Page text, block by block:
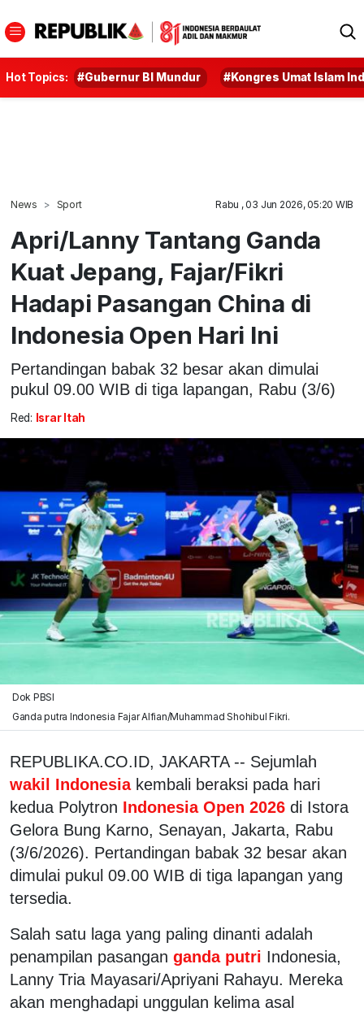
Hot Topics: #Gubernur BI Mundur #Kongres Umat Islam
News Sport Rabu , 03 Jun 2026, 05:20 WIB
Apri/Lanny Tantang Ganda
Kuat Jepang, Fajar/Fikri
Hadapi Pasangan China di
Indonesia Open Hari Ini
Pertandingan babak 32 besar akan dimulai
pukul 09.00 WIB di tiga lapangan, Rabu (3/6)
Red: Israr Itah
Dok PBSI
Ganda putra Indonesia Fajar Alfian/Muhammad Shohibul Fikri.
REPUBLIKA.CO.ID, JAKARTA -- Sejumlah
wakil Indonesia kembali beraksi pada hari
kedua Polytron Indonesia Open 2026 di Istora
Gelora Bung Karno, Senayan, Jakarta, Rabu
(3/6/2026). Pertandingan babak 32 besar akan
dimulai pukul 09.00 WIB di tiga lapangan yang
tersedia.
Salah satu laga yang paling dinanti adalah
penampilan pasangan ganda putri Indonesia,
Lanny Tria Mayasari/Apriyani Rahayu. Mereka
akan menghadapi unggulan kelima asal